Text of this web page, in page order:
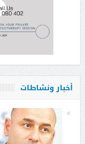
أخبار ونشاطات